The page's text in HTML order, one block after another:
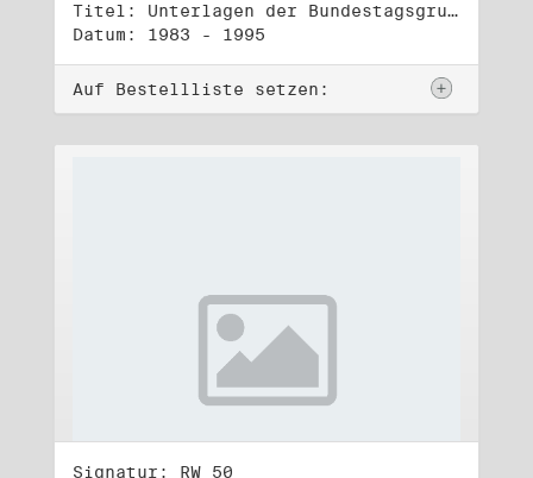
Titel: Unterlagen der Bundestagsgruppe und -fraktion Bündnis 90/Die Grünen (5)
Datum: 1983 - 1995
Auf Bestellliste setzen:
Signatur: RW 50